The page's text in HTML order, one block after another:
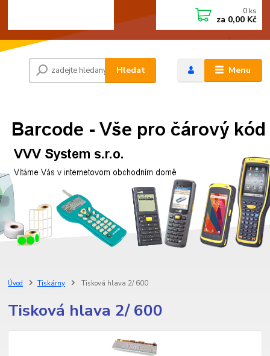
Menu
Hledat
0 ks
za 0,00 Kč
Úvod Tiskárny Tisková hlava 2/ 600
Tisková hlava 2/ 600